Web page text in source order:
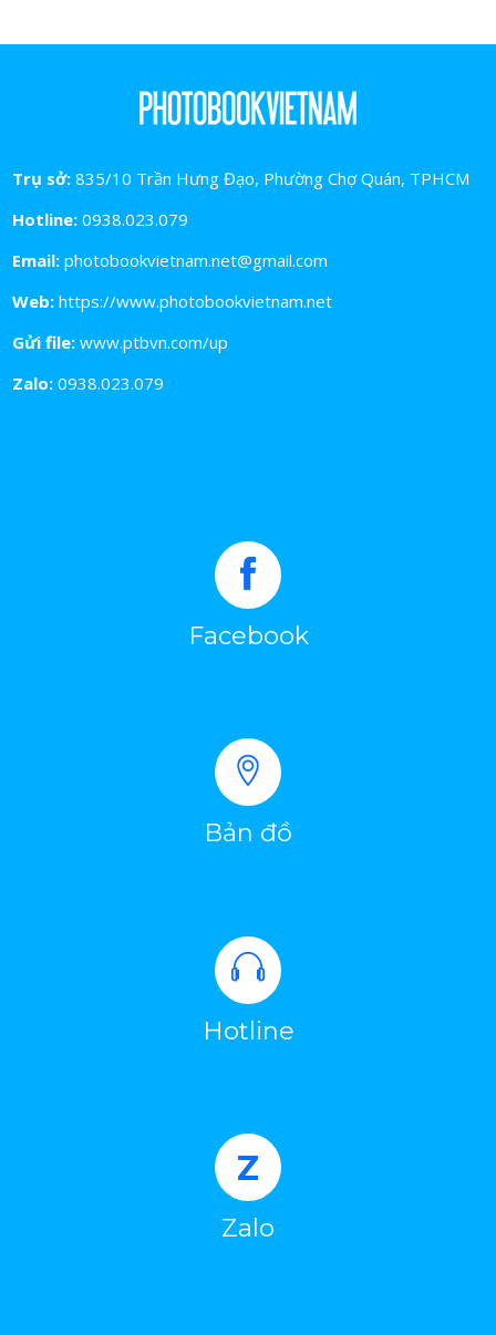
Trụ sở: 835/10 Trần Hưng Đạo, Phường Chợ Quán, TPHCM
Hotline: 0938.023.079
Email: photobookvietnam.net@gmail.com
Web: https://www.photobookvietnam.net
Gửi file: www.ptbvn.com/up
Zalo: 0938.023.079
Facebook
Bản đồ
Hotline
Z
Zalo